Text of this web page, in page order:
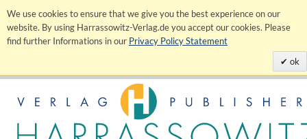
We use cookies to ensure that we give you the best experience on our
website. By using Harrassowitz-Verlag.de you accept our cookies. Please
find further Informations in our Privacy Policy Statement
ok